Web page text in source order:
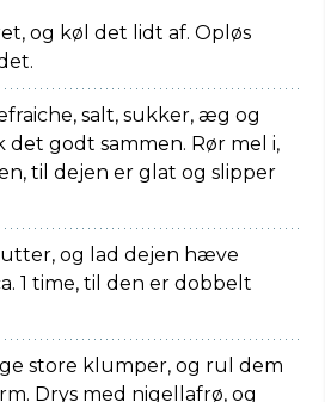
og køl det lidt af. Opløs
salt, sukker, æg og
det godt sammen. Rør mel i,
til dejen er glat og slipper
og lad dejen hæve
1 time, til den er dobbelt
store klumper, og rul dem
Drys med nigellafrø, og